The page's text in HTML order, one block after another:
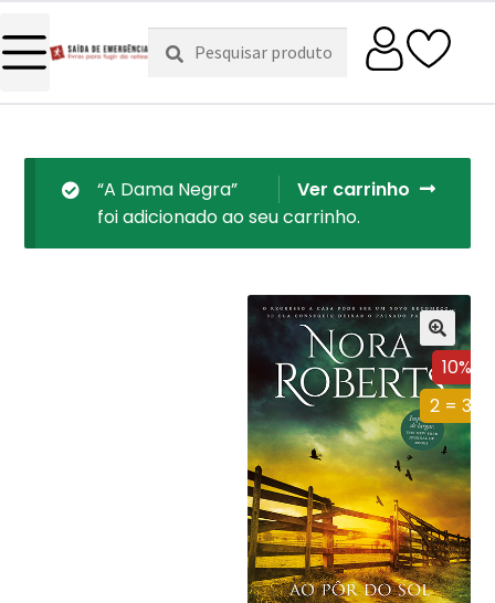
Pesquisar
por:
Pesquisa
Ver carrinho
“A Dama Negra”
foi adicionado ao seu carrinho.
10%
2 = 3